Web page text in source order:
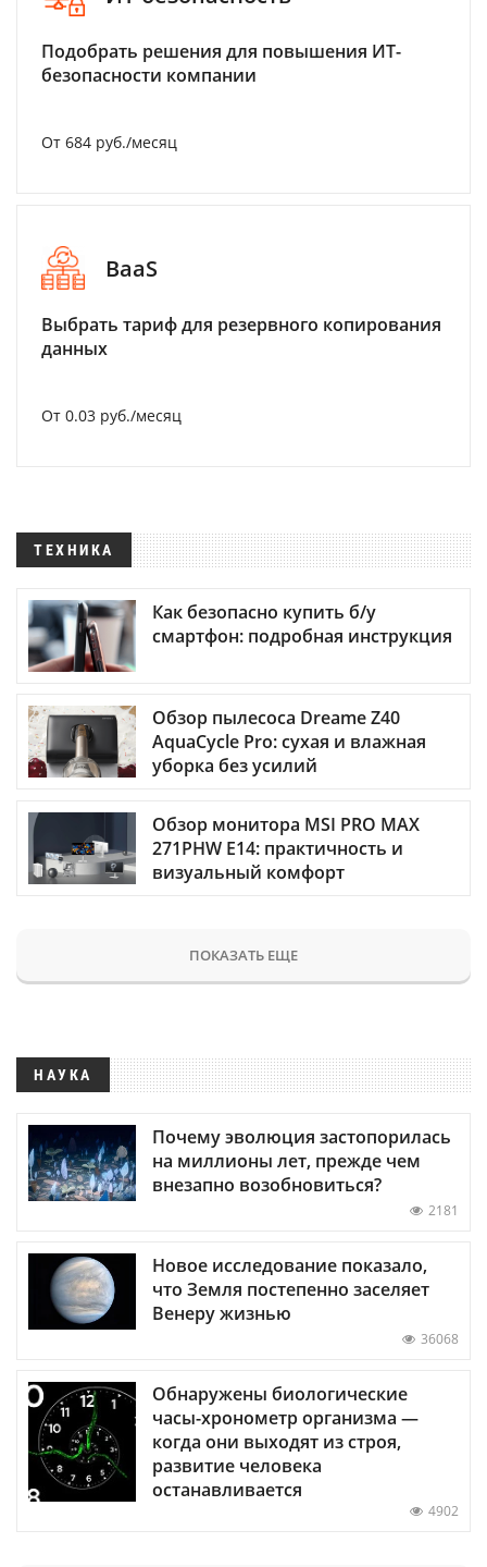
Подобрать решения для повышения ИТ-
безопасности компании
От 684 руб./месяц
BaaS
Выбрать тариф для резервного копирования
данных
От 0.03 руб./месяц
ТЕХНИКА
Как безопасно купить б/у
смартфон: подробная инструкция
Обзор пылесоса Dreame Z40
AquaCycle Pro: сухая и влажная
уборка без усилий
Обзор монитора MSI PRO MAX
271PHW E14: практичность и
визуальный комфорт
ПОКАЗАТЬ ЕЩЕ
НАУКА
Почему эволюция застопорилась
на миллионы лет, прежде чем
внезапно возобновиться?
2181
Новое исследование показало,
что Земля постепенно заселяет
Венеру жизнью
36068
Обнаружены биологические
часы-хронометр организма —
когда они выходят из строя,
развитие человека
останавливается
4902